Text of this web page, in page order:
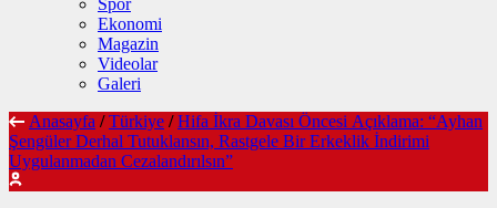
Spor
Ekonomi
Magazin
Videolar
Galeri
Anasayfa / Türkiye / Hifa İkra Davası Öncesi Açıklama: “Ayhan
Şengüler Derhal Tutuklansın, Rastgele Bir Erkeklik İndirimi
Uygulanmadan Cezalandırılsın”